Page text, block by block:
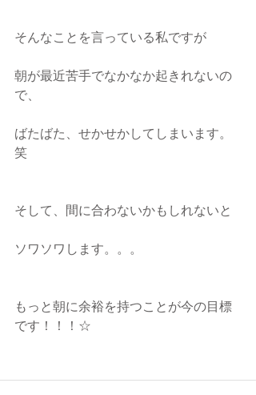
そんなことを言っている私ですが
朝が最近苦手でなかなか起きれないの
で、
ばたばた、せかせかしてしまいます。
笑
そして、間に合わないかもしれないと
ソワソワします。。。
もっと朝に余裕を持つことが今の目標
です！！！☆